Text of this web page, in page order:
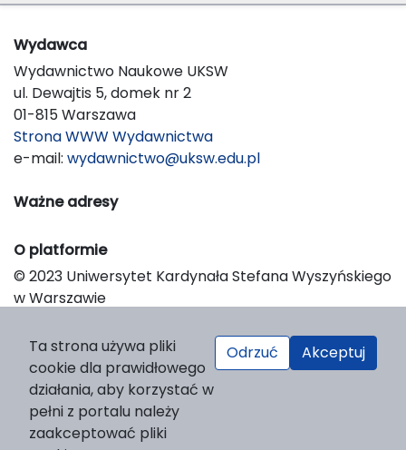
Wydawca
Wydawnictwo Naukowe UKSW
ul. Dewajtis 5, domek nr 2
01-815 Warszawa
Strona WWW Wydawnictwa
e-mail: wydawnictwo@uksw.edu.pl
Ważne adresy
O platformie
© 2023 Uniwersytet Kardynała Stefana Wyszyńskiego
w Warszawie
Platform & Workflow by OJS/PKP
Ta strona używa pliki
cookie dla prawidłowego
działania, aby korzystać w
pełni z portalu należy
zaakceptować pliki
Odrzuć Akceptuj